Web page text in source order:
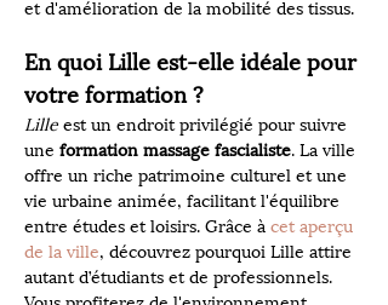
et d'amélioration de la mobilité des tissus.
En quoi Lille est-elle idéale pour
votre formation ?
Lille est un endroit privilégié pour suivre
une formation massage fascialiste. La ville
offre un riche patrimoine culturel et une
vie urbaine animée, facilitant l'équilibre
entre études et loisirs. Grâce à cet aperçu
de la ville, découvrez pourquoi Lille attire
autant d’étudiants et de professionnels.